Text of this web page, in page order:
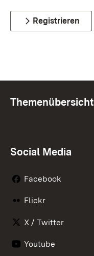
Registrieren
Themenübersicht
Social Media
Facebook
Flickr
X / Twitter
Youtube